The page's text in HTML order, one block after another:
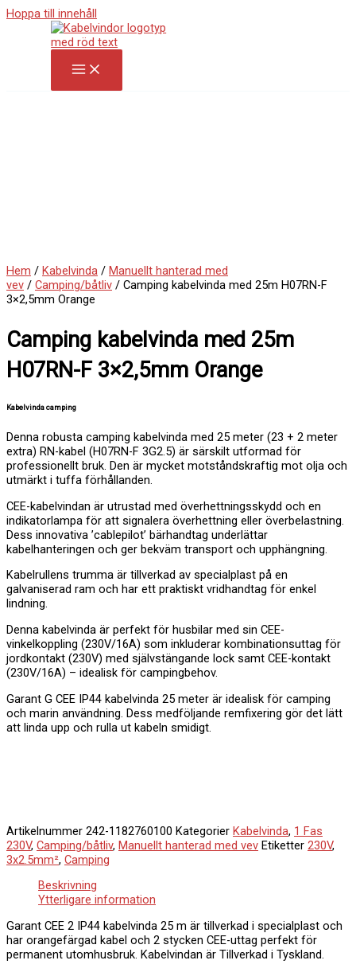
Hoppa till innehåll
Hem / Kabelvinda / Manuellt hanterad med
vev / Camping/båtliv / Camping kabelvinda med 25m H07RN-F
3×2,5mm Orange
Camping kabelvinda med 25m
H07RN-F 3×2,5mm Orange
Kabelvinda camping
Denna robusta camping kabelvinda med 25 meter (23 + 2 meter
extra) RN-kabel (H07RN-F 3G2.5) är särskilt utformad för
professionellt bruk. Den är mycket motståndskraftig mot olja och
utmärkt i tuffa förhållanden.
CEE-kabelvindan är utrustad med överhettningsskydd och en
indikatorlampa för att signalera överhettning eller överbelastning.
Dess innovativa ’cablepilot’ bärhandtag underlättar
kabelhanteringen och ger bekväm transport och upphängning.
Kabelrullens trumma är tillverkad av specialplast på en
galvaniserad ram och har ett praktiskt vridhandtag för enkel
lindning.
Denna kabelvinda är perfekt för husbilar med sin CEE-
vinkelkoppling (230V/16A) som inkluderar kombinationsuttag för
jordkontakt (230V) med självstängande lock samt CEE-kontakt
(230V/16A) – idealisk för campingbehov.
Garant G CEE IP44 kabelvinda 25 meter är idealisk för camping
och marin användning. Dess medföljande remfixering gör det lätt
att linda upp och rulla ut kabeln smidigt.
Artikelnummer 242-1182760100 Kategorier Kabelvinda, 1 Fas
230V, Camping/båtliv, Manuellt hanterad med vev Etiketter 230V,
3x2.5mm², Camping
Beskrivning
Ytterligare information
Garant CEE 2 IP44 kabelvinda 25 m är tillverkad i specialplast och
har orangefärgad kabel och 2 stycken CEE-uttag perfekt för
permanent utomhusbruk. Kabelvindan är Tillverkad i Tyskland.